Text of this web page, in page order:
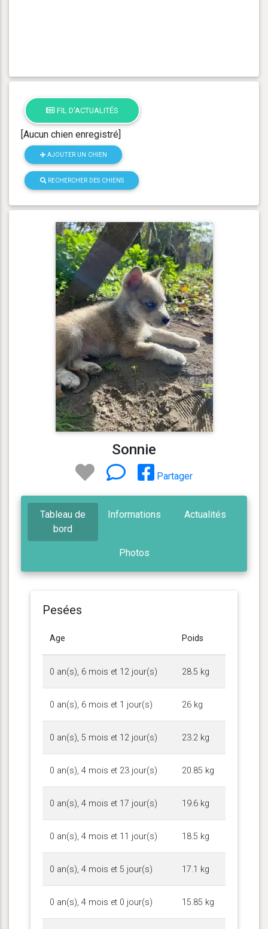
FIL D'ACTUALITÉS
[Aucun chien enregistré]
AJOUTER UN CHIEN
RECHERCHER DES CHIENS
Sonnie
Partager
Tableau de
bord
Informations Actualités
Photos
Pesées
Age Poids
0 an(s), 6 mois et 12 jour(s) 28.5 kg
0 an(s), 6 mois et 1 jour(s) 26 kg
0 an(s), 5 mois et 12 jour(s) 23.2 kg
0 an(s), 4 mois et 23 jour(s) 20.85 kg
0 an(s), 4 mois et 17 jour(s) 19.6 kg
0 an(s), 4 mois et 11 jour(s) 18.5 kg
0 an(s), 4 mois et 5 jour(s) 17.1 kg
0 an(s), 4 mois et 0 jour(s) 15.85 kg